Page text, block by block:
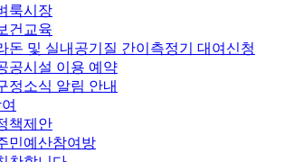
룩시장
건교육
돈 및 실내공기질 간이측정기 대여신청
공시설 이용 예약
정소식 알림 안내
책제안
민예산참여방